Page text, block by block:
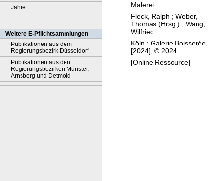
Jahre
Weitere E-Pflichtsammlungen
Publikationen aus dem
Regierungsbezirk Düsseldorf
Publikationen aus den
Regierungsbezirken Münster,
Arnsberg und Detmold
F
l
e
c
k
Malerei
Fleck, Ralph ; Weber,
Thomas (Hrsg.) ; Wang,
Wilfried
Köln : Galerie Boisserée,
[2024], © 2024
[Online Ressource]